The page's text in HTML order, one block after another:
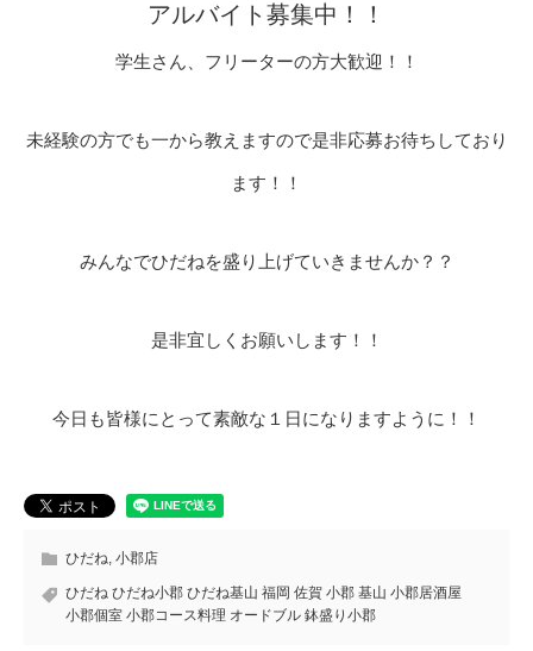
アルバイト募集中！！
学生さん、フリーターの方大歓迎！！
未経験の方でも一から教えますので是非応募お待ちしており
ます！！
みんなでひだねを盛り上げていきませんか？？
是非宜しくお願いします！！
今日も皆様にとって素敵な１日になりますように！！
ひだね, 小郡店
ひだね ひだね小郡 ひだね基山 福岡 佐賀 小郡 基山 小郡居酒屋
小郡個室 小郡コース料理 オードブル 鉢盛り小郡